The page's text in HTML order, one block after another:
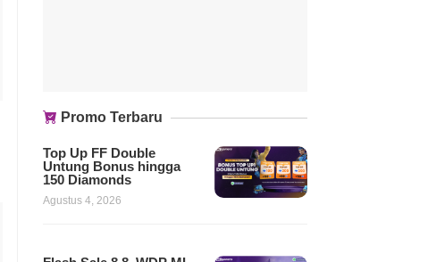
Promo Terbaru
Top Up FF Double
Untung Bonus hingga
150 Diamonds
Agustus 4, 2026